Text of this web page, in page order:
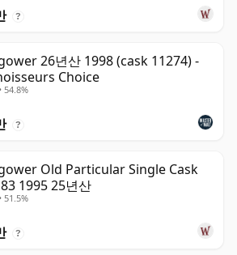
?
26년산 1998 (cask 11274) -
Choice
54.8%
?
Old Particular Single Cask
1995 25년산
51.5%
?